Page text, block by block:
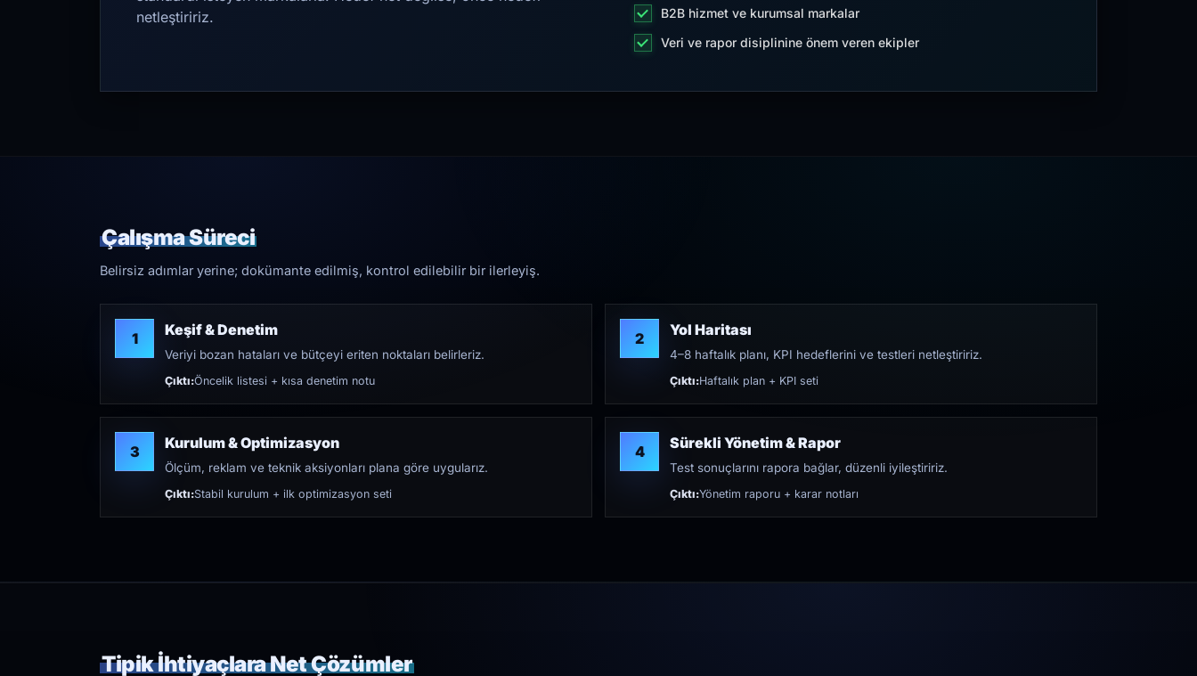
netleştiririz.
B2B hizmet ve kurumsal markalar
Veri ve rapor disiplinine önem veren ekipler
Çalışma Süreci
Belirsiz adımlar yerine; dokümante edilmiş, kontrol edilebilir bir ilerleyiş.
1 Keşif & Denetim
Veriyi bozan hataları ve bütçeyi eriten noktaları belirleriz.
Çıktı:Öncelik listesi + kısa denetim notu
2 Yol Haritası
4–8 haftalık planı, KPI hedeflerini ve testleri netleştiririz.
Çıktı:Haftalık plan + KPI seti
3 Kurulum & Optimizasyon
Ölçüm, reklam ve teknik aksiyonları plana göre uygularız.
Çıktı:Stabil kurulum + ilk optimizasyon seti
4 Sürekli Yönetim & Rapor
Test sonuçlarını rapora bağlar, düzenli iyileştiririz.
Çıktı:Yönetim raporu + karar notları
Tipik İhtiyaçlara Net Çözümler